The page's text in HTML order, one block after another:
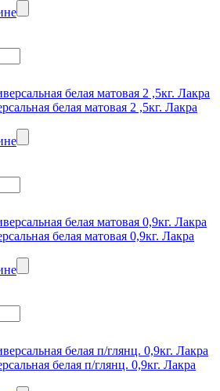
белая матовая 2 ,5кг. Лакра
белая матовая 0,9кг. Лакра
белая п/глянц. 0,9кг. Лакра